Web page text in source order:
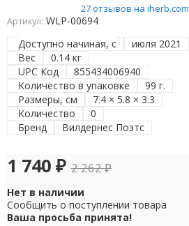
27 отзывов на iherb.com
Артикул: WLP-00694
Доступно начиная, с
июля 2021
Вес
0.14 кг
UPC Код
855434006940
Количество в упаковке
99 г.
Размеры, см
7.4 × 5.8 × 3.3
Количество
0
Бренд
Вилдернес Поэтс
1 740 ₽ 2 262₽
Нет в наличии
Сообщить о поступлении товара
Ваша просьба принята!